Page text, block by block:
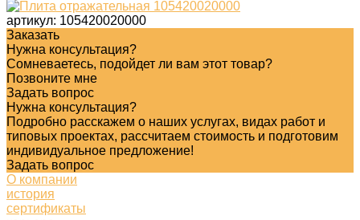
артикул: 105420020000
Заказать
Нужна консультация?
Сомневаетесь, подойдет ли вам этот товар?
Позвоните мне
Задать вопрос
Нужна консультация?
Подробно расскажем о наших услугах, видах работ и
типовых проектах, рассчитаем стоимость и подготовим
индивидуальное предложение!
Задать вопрос
О компании
история
сертификаты